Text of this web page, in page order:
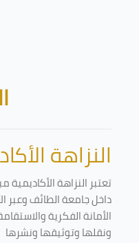
النزاهة
تعتبر النزاهة
داخل جامعة الطائف وعبر
الأمانة الفكرية
ونقلها وتوثيقها ونشرها